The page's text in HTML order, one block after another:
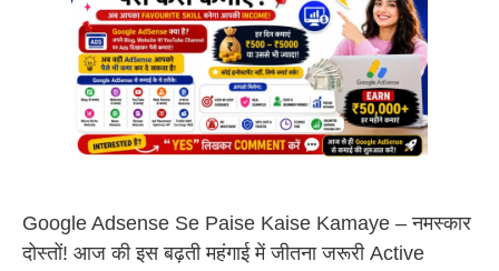
Google Adsense Se Paise Kaise Kamaye – नमस्कार
दोस्तों! आज की इस बढ़ती महंगाई में जीतना जरूरी Active